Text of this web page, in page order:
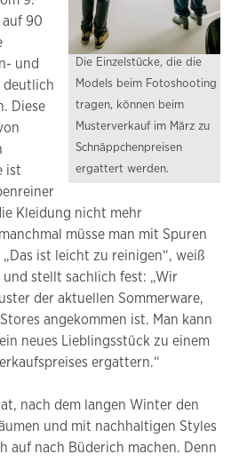
Die Einzelstücke, die die
Models beim Fotoshooting
tragen, können beim
Musterverkauf im März zu
Schnäppchenpreisen
ergattert werden.
auf 90
und
deutlich
Diese
ist
Kleidung nicht mehr
müsse man mit Spuren
ist leicht zu reinigen“, weiß
stellt sachlich fest: „Wir
der aktuellen Sommerware,
angekommen ist. Man kann
neues Lieblingsstück zu einem
ergattern.“
nach dem langen Winter den
und mit nachhaltigen Styles
auf nach Büderich machen. Denn